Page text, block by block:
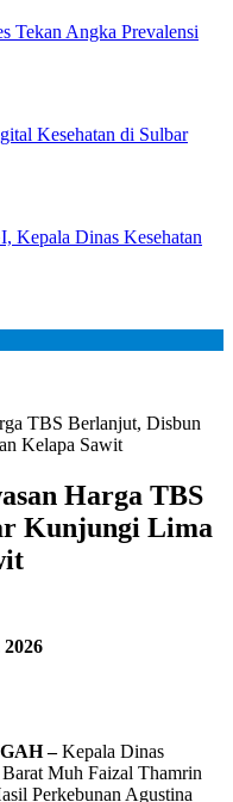
Tekan Angka Prevalensi
Kesehatan di Sulbar
Kepala Dinas Kesehatan
TBS Berlanjut, Disbun
Kelapa Sawit
Harga TBS
Kunjungi Lima
–Kepala Dinas
Muh Faizal Thamrin
Perkebunan Agustina